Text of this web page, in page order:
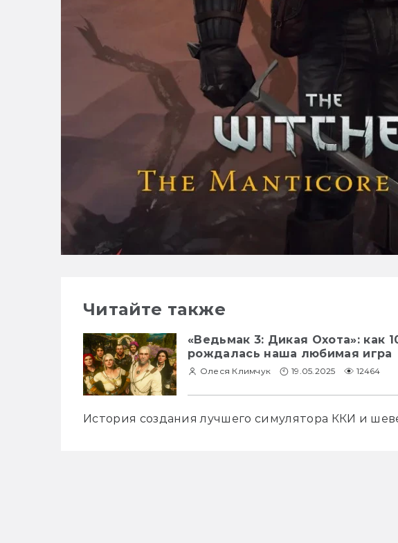
Читайте также
«Ведьмак 3: Дикая Охота»: как
рождалась наша любимая игра
Олеся Климчук 19.05.2025 12464
История создания лучшего симулятора ККИ и